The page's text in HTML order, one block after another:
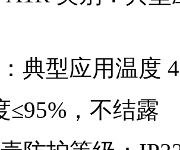
典型应用温
≤95%，不结露